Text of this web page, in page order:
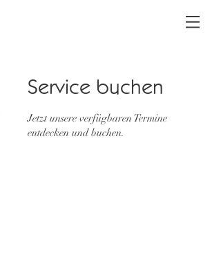
Service buchen
Jetzt unsere verfügbaren Termine
entdecken und buchen.